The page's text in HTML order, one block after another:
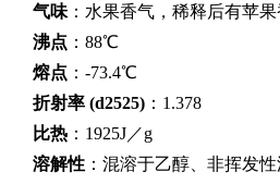
气味 ：水果香气，稀释后有苹
沸点 ：88℃
熔点 ：-73.4℃
折射率 (d2525) ：1.378
比热 ：1925J／g
溶解性 ：混溶于乙醇、非挥发